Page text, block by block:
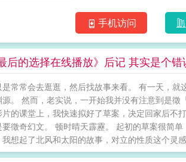
手机访问
后的选择在线播放》后记 其实是个错
是常常会去逛逛，然后找故事来看。 有一天，
源。 然而，老实说，一开始我并没有注意到是
片的课堂上，我快速拟好了草案，决定回家后不
要徵奇幻文。 顿时晴天霹靂。 起初的草案很简
我想起了北风和太阳的故事，对立的性质这个灵